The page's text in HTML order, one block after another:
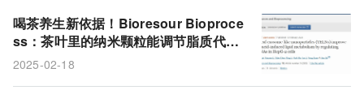
喝茶养生新依据！Bioresour Bioproce
ss：茶叶里的纳米颗粒能调节脂质代
谢，每天一杯茶开启健康新方式
2025-02-18